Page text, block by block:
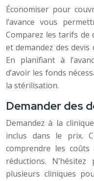
Économiser pour
l’avance vous
Comparez les tarifs de
et demandez des
En planifiant à
d’avoir les fonds
la stérilisation.
Demander des
Demandez à la
inclus dans le prix.
comprendre les
réductions.
plusieurs cliniques